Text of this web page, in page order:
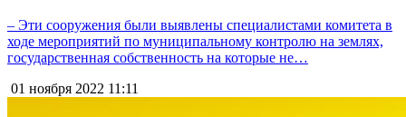
– Эти сооружения были выявлены специалистами комитета в
ходе мероприятий по муниципальному контролю на землях,
государственная собственность на которые не…
01 ноября 2022 11:11